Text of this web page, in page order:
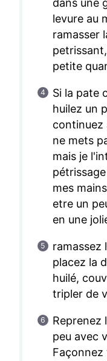
dans une
levure au
ramasser
petite
Si la pate
huilez un
continuez
ne mets
mais je
mes
etre un
en une
ramassez
placez la
huilé,
tripler de
Reprenez
peu avec
Façonnez